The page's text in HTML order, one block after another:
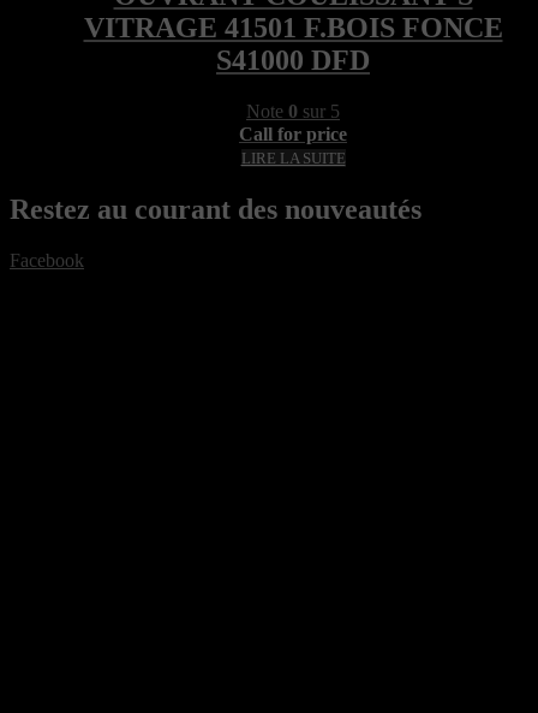
VITRAGE 41501 F.BOIS FONCE
S41000 DFD
Note 0 sur 5
Call for price
LIRE LA SUITE
Restez au courant des nouveautés
Facebook